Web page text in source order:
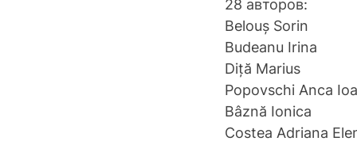
28 авторов:
Belouș Sorin
Budeanu Irina
Diță Marius
Popovschi Anca
Bâznă Ionica
Costea Adriana